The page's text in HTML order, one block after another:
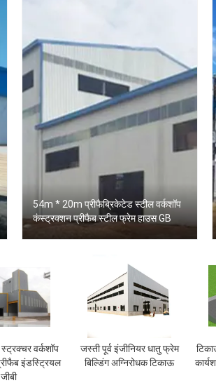
54m * 20m प्रीफैब्रिकेटेड स्टील वर्कशॉप
कंस्ट्रक्शन प्रीफैब स्टील फ्रेम हाउस GB
वर्कशॉप
इंडस्ट्रियल
जीबी
जस्ती पूर्व इंजीनियर धातु फ्रेम
बिल्डिंग अग्निरोधक टिकाऊ